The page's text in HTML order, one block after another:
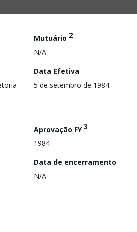
Mutuário 2
N/A
Data Efetiva
5 de setembro de 1984
Aprovação FY3
1984
Data de encerramento
N/A